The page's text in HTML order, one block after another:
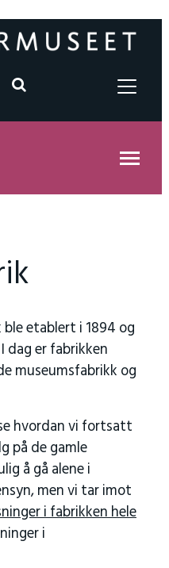
etablert i 1894 og
er fabrikken
museumsfabrikk og
hvordan vi fortsatt
på de gamle
å gå alene i
men vi tar imot
i fabrikken hele
i